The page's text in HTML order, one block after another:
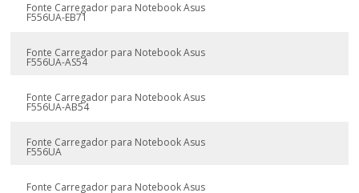
Fonte Carregador para Notebook Asus
F556UA-EB71
Fonte Carregador para Notebook Asus
F556UA-AS54
Fonte Carregador para Notebook Asus
F556UA-AB54
Fonte Carregador para Notebook Asus
F556UA
Fonte Carregador para Notebook Asus